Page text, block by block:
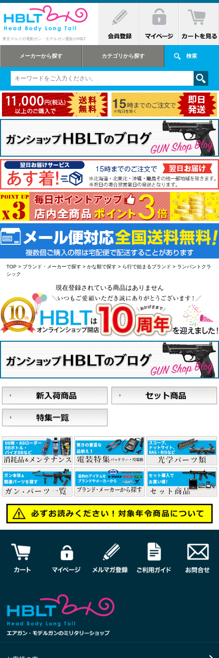
東京マルイの電動ガン・モデルガン通販のHBLT
メーカーから探す カテゴリから探す 検索
TOP > ブランド・メーカーで探す >かな順で探す > ら行で始まるブランド > ランパントクラ
シック
現在登録されている商品はありません